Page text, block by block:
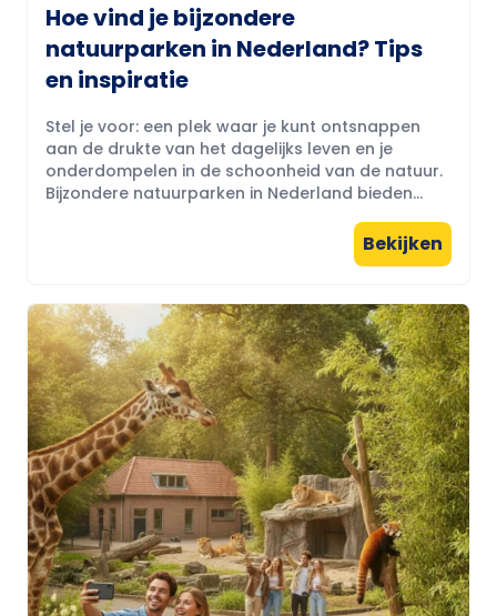
Hoe vind je bijzondere
natuurparken in Nederland? Tips
en inspiratie
Stel je voor: een plek waar je kunt ontsnappen
aan de drukte van het dagelijks leven en je
onderdompelen in de schoonheid van de natuur.
Bijzondere natuurparken in Nederland bieden...
Bekijken